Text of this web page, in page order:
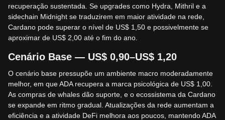
recuperação sustentada. Se upgrades como Hydra, Mithril e a
sidechain Midnight se traduzirem em maior atividade na rede,
Cardano pode superar o nível de US$ 1,50 e possivelmente se
aproximar de US$ 2,00 até o fim do ano.
Cenário Base — US$ 0,90–US$ 1,20
O cenário base pressupõe um ambiente macro moderadamente
melhor, em que ADA recupera a marca psicológica de US$ 1,00.
As compras de whales dão suporte, e o ecossistema da Cardano
se expande em ritmo gradual. Atualizações da rede aumentam a
eficiência e a atividade DeFi melhora aos poucos, mantendo ADA